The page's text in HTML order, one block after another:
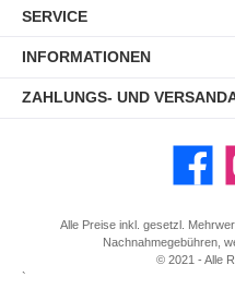
SERVICE
INFORMATIONEN
ZAHLUNGS- UND
Facebook
Alle Preise inkl. gesetzl.
Nachnahmegebühren,
© 2021 - Alle
`